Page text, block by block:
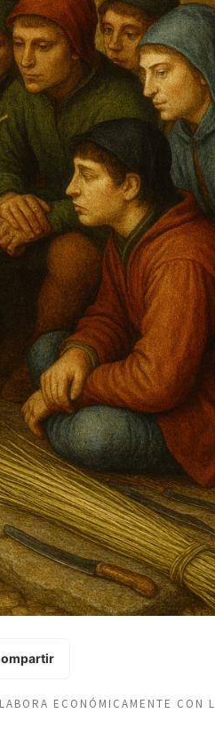
ECONÓMICAMENTE CON